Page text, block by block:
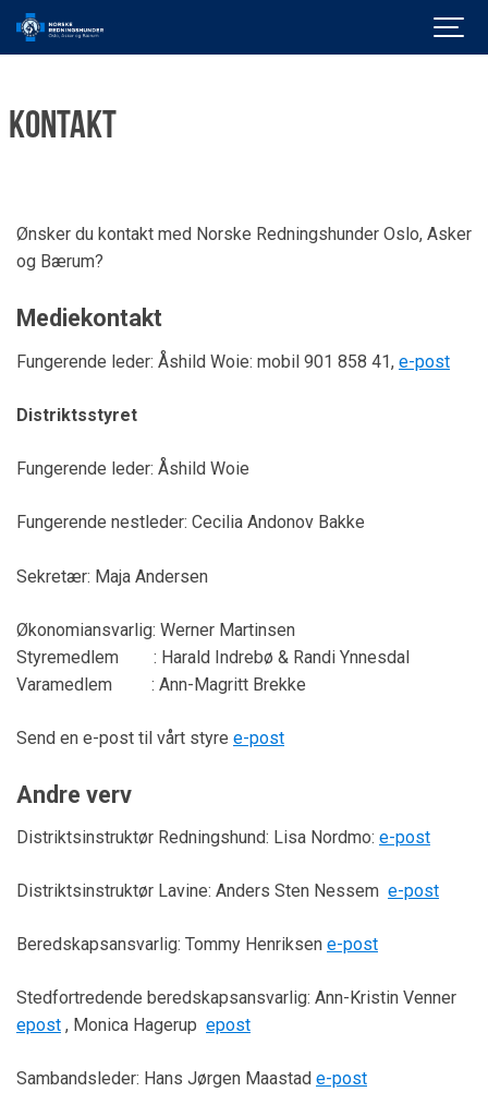
Kontakt
Ønsker du kontakt med Norske Redningshunder Oslo, Asker
og Bærum?
Mediekontakt
Fungerende leder: Åshild Woie: mobil 901 858 41, e-post
Distriktsstyret
Fungerende leder: Åshild Woie
Fungerende nestleder: Cecilia Andonov Bakke
Sekretær: Maja Andersen
Økonomiansvarlig: Werner Martinsen
Styremedlem : Harald Indrebø & Randi Ynnesdal
Varamedlem : Ann-Magritt Brekke
Send en e-post til vårt styre e-post
Andre verv
Distriktsinstruktør Redningshund: Lisa Nordmo: e-post
Distriktsinstruktør Lavine: Anders Sten Nessem e-post
Beredskapsansvarlig: Tommy Henriksen e-post
Stedfortredende beredskapsansvarlig: Ann-Kristin Venner
epost , Monica Hagerup epost
Sambandsleder: Hans Jørgen Maastad e-post